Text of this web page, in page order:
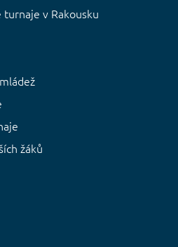
v Rakousku
žáků